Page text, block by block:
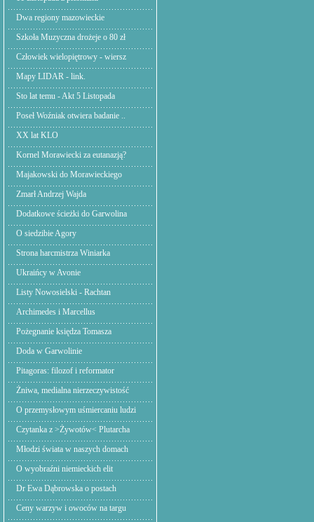
Dwa regiony mazowieckie
Szkoła Muzyczna drożeje o 80 zł
Człowiek wielopiętrowy - wiersz
Mapy LIDAR - link.
Sto lat temu - Akt 5 Listopada
Poseł Woźniak otwiera badanie ..
XX lat KLO
Kornel Morawiecki za eutanazją?
Majakowski do Morawieckiego
Zmarł Andrzej Wajda
Dodatkowe ścieżki do Garwolina
O siedzibie Agory
Strona harcmistrza Winiarka
Ukraińcy w Avonie
Listy Nowosielski - Rachtan
Archimedes i Marcellus
Pożegnanie księdza Tomasza
Doda w Garwolinie
Pitagoras: filozof i reformator
Żniwa, medialna nierzeczywistość
O przemysłowym uśmiercaniu ludzi
Czytanka z >Żywotów< Plutarcha
Młodzi świata w naszych domach
O wyobraźni niemieckich elit
Dr Ewa Dąbrowska o postach
Ceny warzyw i owoców na targu